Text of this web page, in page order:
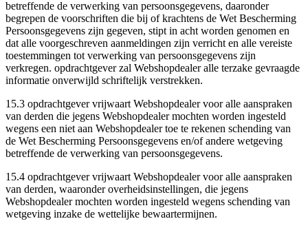
betreffende de verwerking van persoonsgegevens, daaronder
begrepen de voorschriften die bij of krachtens de Wet Bescherming
Persoonsgegevens zijn gegeven, stipt in acht worden genomen en
dat alle voorgeschreven aanmeldingen zijn verricht en alle vereiste
toestemmingen tot verwerking van persoonsgegevens zijn
verkregen. opdrachtgever zal Webshopdealer alle terzake gevraagde
informatie onverwijld schriftelijk verstrekken.
15.3 opdrachtgever vrijwaart Webshopdealer voor alle aanspraken
van derden die jegens Webshopdealer mochten worden ingesteld
wegens een niet aan Webshopdealer toe te rekenen schending van
de Wet Bescherming Persoonsgegevens en/of andere wetgeving
betreffende de verwerking van persoonsgegevens.
15.4 opdrachtgever vrijwaart Webshopdealer voor alle aanspraken
van derden, waaronder overheidsinstellingen, die jegens
Webshopdealer mochten worden ingesteld wegens schending van
wetgeving inzake de wettelijke bewaartermijnen.